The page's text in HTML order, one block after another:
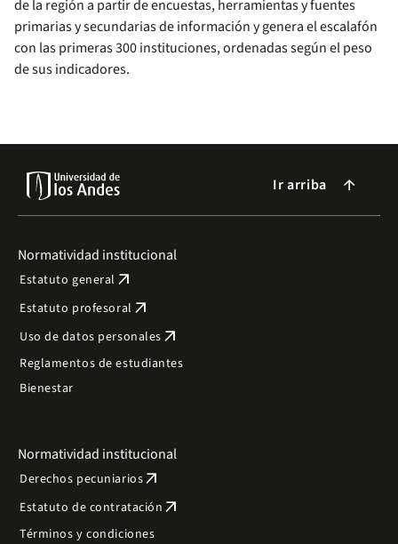
de la región a partir de encuestas, herramientas y fuentes
primarias y secundarias de información y genera el escalafón
con las primeras 300 instituciones, ordenadas según el peso
de sus indicadores.
Ir arriba arrow_forward
Normatividad institucional
Estatuto general arrow_outward
Estatuto profesoral arrow_outward
Uso de datos personales arrow_outward
Reglamentos de estudiantes
Bienestar
Normatividad institucional
Derechos pecuniariosarrow_outward
Estatuto de contratación arrow_outward
Términos y condiciones